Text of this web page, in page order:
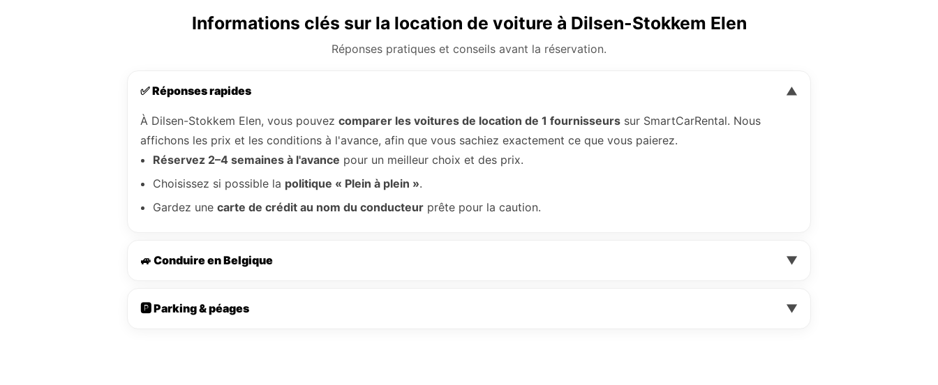
Informations clés sur la location de voiture à Dilsen-Stokkem Elen
Réponses pratiques et conseils avant la réservation.
✅ Réponses rapides ▼
À Dilsen-Stokkem Elen, vous pouvez comparer les voitures de location de 1 fournisseurs sur SmartCarRental. Nous
affichons les prix et les conditions à l'avance, afin que vous sachiez exactement ce que vous paierez.
Réservez 2–4 semaines à l'avance pour un meilleur choix et des prix.
Choisissez si possible la politique « Plein à plein ».
Gardez une carte de crédit au nom du conducteur prête pour la caution.
🚙 Conduire en Belgique ▼
🅿️ Parking & péages ▼